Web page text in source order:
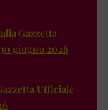
Gazzetta
giugno 2026
Ufficiale